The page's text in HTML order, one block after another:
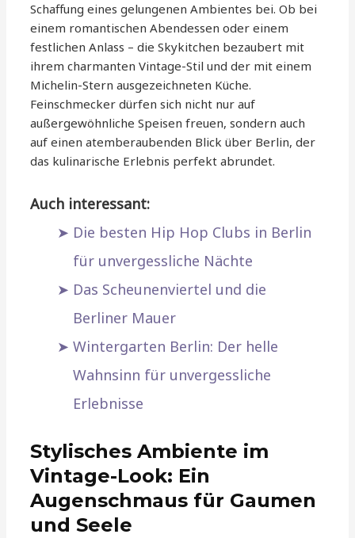
Schaffung eines gelungenen Ambientes bei. Ob bei
einem romantischen Abendessen oder einem
festlichen Anlass – die Skykitchen bezaubert mit
ihrem charmanten Vintage-Stil und der mit einem
Michelin-Stern ausgezeichneten Küche.
Feinschmecker dürfen sich nicht nur auf
außergewöhnliche Speisen freuen, sondern auch
auf einen atemberaubenden Blick über Berlin, der
das kulinarische Erlebnis perfekt abrundet.
Auch interessant:
Die besten Hip Hop Clubs in Berlin
für unvergessliche Nächte
Das Scheunenviertel und die
Berliner Mauer
Wintergarten Berlin: Der helle
Wahnsinn für unvergessliche
Erlebnisse
Stylisches Ambiente im
Vintage-Look: Ein
Augenschmaus für Gaumen
und Seele